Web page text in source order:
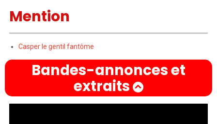
Mention
Casper le gentil fantôme
Bandes-annonces et
extraits